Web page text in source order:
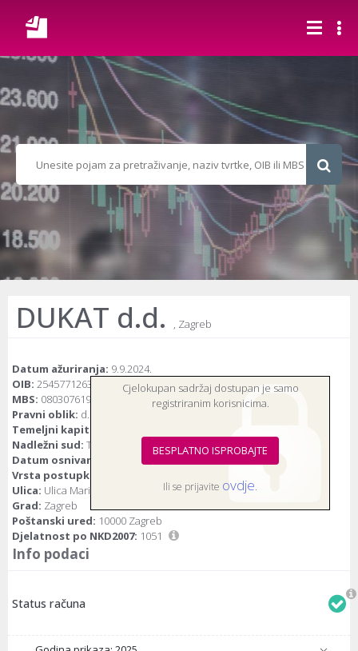
DUKAT d.d. , Zagreb
Datum ažuriranja: 9.9.2024.
OIB: 25457712630
MBS: 080307619
Pravni oblik: d.d.(dioničko društvo)
Temeljni kapital:
Nadležni sud: Trgovački sud u Zagrebu
Datum osnivanja:
2.8.1999.
Vrsta postupka:
Ulica: Ulica Marijana Čavića 9
Grad: Zagreb
Poštanski ured: 10000 Zagreb
Djelatnost po NKD2007: 1051
Info podaci
Cjelokupan sadržaj dostupan je samo
registriranim korisnicima.
BESPLATNO ISPROBAJTE
Ili se prijavite ovdje.
Status računa